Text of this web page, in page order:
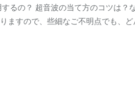
るの？ 超音波の当て方のコツは？
ますので、些細なご不明点でも、